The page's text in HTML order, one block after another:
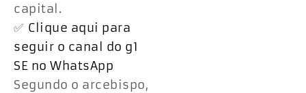
capital.
✅ Clique aqui para
seguir o canal do g1
SE no WhatsApp
Segundo o arcebispo,